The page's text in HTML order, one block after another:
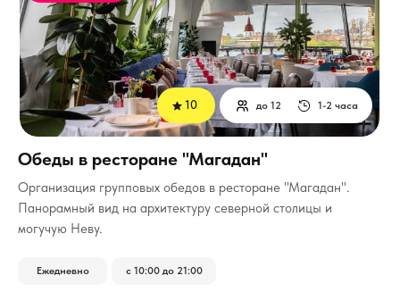
Организация групповых обедов в ресторане "Магадан".
Панорамный вид на архитектуру северной столицы и
могучую Неву.
1-2 часа
до 12
Ежедневно с 10:00 до 21:00
Обеды в ресторане "Магадан"
10